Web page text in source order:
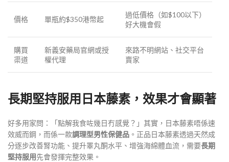
價格 單瓶約$350港幣起
過低價格（如$100以下）
好大機會假
購買
渠道
新義安藥局官網或授
權代理
來路不明網站、社交平台
賣家
長期堅持服用日本藤素，效果才會顯著
好多用家問：「點解我食咗幾日冇感覺？」其實，日本藤素唔係速
效威而鋼，而係一款調理型男性保健品 。正品日本藤素透過天然成
分逐步改善腎功能、提升睪丸酮水平、增強海綿體血流，需要長期
堅持服用先會發揮完整效果。